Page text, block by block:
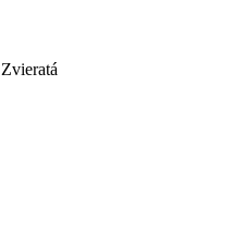
Zvieratá